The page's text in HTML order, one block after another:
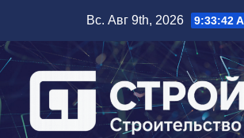
содержимому
Вс. Авг 9th, 2026 9:33:44